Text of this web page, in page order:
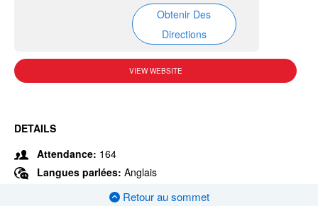
Obtenir Des
Directions
VIEW WEBSITE
DETAILS
Attendance: 164
Langues parlées: Anglais
Retour au sommet